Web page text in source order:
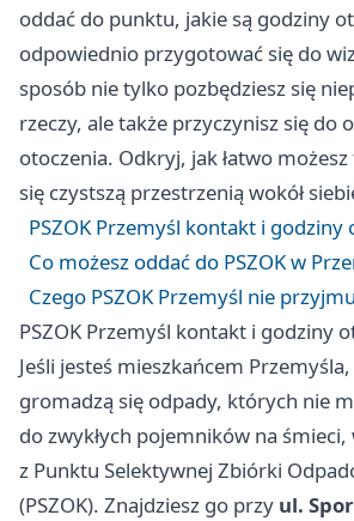
oddać do punktu, jakie są godziny
odpowiednio przygotować się do
sposób nie tylko pozbędziesz się
rzeczy, ale także przyczynisz się do
otoczenia. Odkryj, jak łatwo
się czystszą przestrzenią wokół
PSZOK Przemyśl kontakt i godziny
Co możesz oddać do PSZOK w
Czego PSZOK Przemyśl nie
PSZOK Przemyśl kontakt i godziny
Jeśli jesteś mieszkańcem
gromadzą się odpady, których nie
do zwykłych pojemników na
z Punktu Selektywnej Zbiórki
(PSZOK). Znajdziesz go przy ul.